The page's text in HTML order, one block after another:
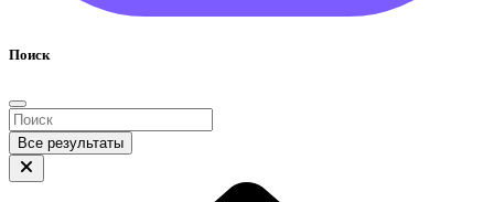
Поиск
Все результаты